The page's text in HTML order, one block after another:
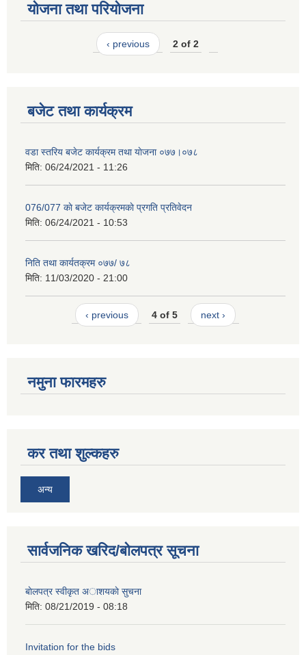
योजना तथा परियोजना
‹ previous 2 of 2
बजेट तथा कार्यक्रम
वडा स्तरिय बजेट कार्यक्रम तथा याेजना ०७७।०७८
मिति: 06/24/2021 - 11:26
076/077 काे बजेट कार्यक्रमकाे प्रगति प्रतिवेदन
मिति: 06/24/2021 - 10:53
निति तथा कार्यतक्रम ०७७/ ७८
मिति: 11/03/2020 - 21:00
‹ previous 4 of 5 next ›
नमुना फारमहरु
कर तथा शुल्कहरु
अन्य
सार्वजनिक खरिद/बोलपत्र सूचना
बाेलपत्र स्वीकृत अाशयकाे सुचना
मिति: 08/21/2019 - 08:18
Invitation for the bids